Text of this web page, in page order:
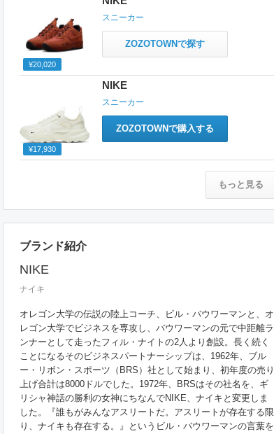
¥20,020
スニーカー
ZOZOTOWNで探す
¥17,930
NIKE
スニーカー
ZOZOTOWNで購入する
もっと見る
ブランド紹介
NIKE
ナイキ
オレゴン大学の伝説の陸上コーチ、ビル・バウワーマンと、オ
レゴン大学でビジネスを専攻し、バウワーマンの元で中距離ラ
ンナーとして走ったフィル・ナイトの2人より創設。長く続く
ことになるそのビジネスパートナーシップは、1962年、ブル
ー・リボン・スポーツ（BRS）社として始まり、初年度の売り
上げ合計は8000ドルでした。1972年、BRSはその社名を、ギ
リシャ神話の勝利の女神にちなんでNIKE、ナイキと変更しま
した。『誰もがみんなアスリートだ。アスリートが存在する限
り、ナイキも存在する。』というビル・バウワーマンの言葉を